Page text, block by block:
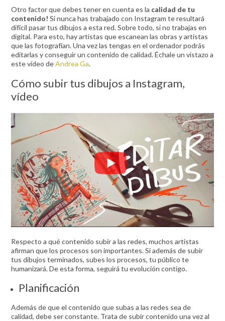
Otro factor que debes tener en cuenta es la calidad de tu
contenido! Si nunca has trabajado con Instagram te resultará
difícil pasar tus dibujos a esta red. Sobre todo, si no trabajas en
digital. Para esto, hay artistas que escanean las obras y artistas
que las fotografían. Una vez las tengas en el ordenador podrás
editarlas y conseguir un contenido de calidad. Échale un vistazo a
este vídeo deAndrea Ga.
Cómo subir tus dibujos a Instagram,
vídeo
Respecto a qué contenido subir a las redes, muchos artistas
afirman que los procesos son importantes. Si además de subir
tus dibujos terminados, subes los procesos, tu público te
humanizará. De esta forma, seguirá tu evolución contigo.
Planificación
Además de que el contenido que subas a las redes sea de
calidad, debe ser constante. Trata de subir contenido una vez al